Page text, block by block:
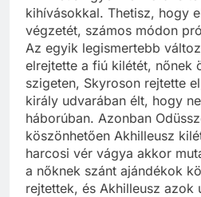
kihívásokkal. Thetisz, hogy
végzetét, számos módon
Az egyik legismertebb
elrejtette a fiú kilétét, nőnek
szigeten, Skyroson rejtette
király udvarában élt, hogy
háborúban. Azonban
köszönhetően Akhilleusz
harcosi vér vágya akkor
a nőknek szánt ajándékok
rejtettek, és Akhilleusz azok